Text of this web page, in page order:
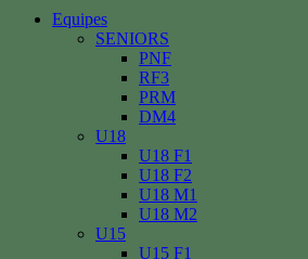
Equipes
SENIORS
PNF
RF3
PRM
DM4
U18
U18 F1
U18 F2
U18 M1
U18 M2
U15
U15 F1